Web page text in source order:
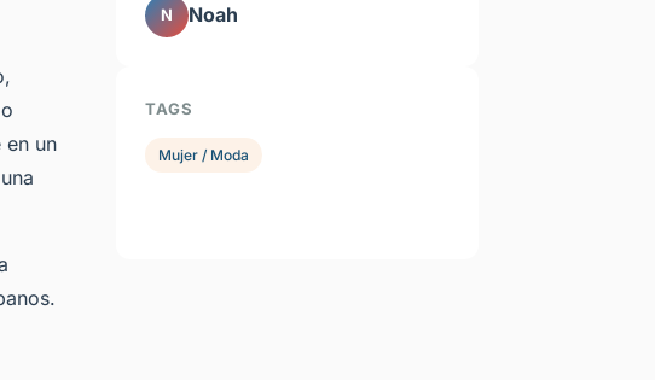
en un
N Noah
TAGS
Mujer / Moda